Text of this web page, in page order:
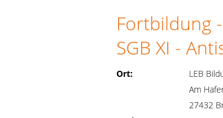
Fortbildung
SGB XI -
Ort:
LEB
Am
27432